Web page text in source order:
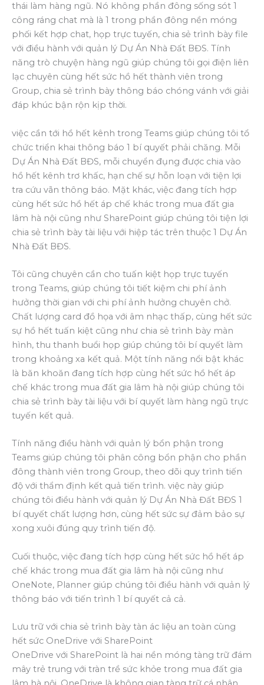
thái làm hàng ngũ. Nó không phần đông sống sót 1
công ráng chat mà là 1 trong phần đông nền móng
phối kết hợp chat, họp trực tuyến, chia sẻ trình bày file
với điều hành với quản lý Dự Án Nhà Đất BĐS. Tính
năng trò chuyện hàng ngũ giúp chúng tôi gọi điện liên
lạc chuyên cùng hết sức hồ hết thành viên trong
Group, chia sẻ trình bày thông báo chóng vánh với giải
đáp khúc bận rộn kịp thời.
việc cần tới hồ hết kênh trong Teams giúp chúng tôi tổ
chức triển khai thông báo 1 bí quyết phải chăng. Mỗi
Dự Án Nhà Đất BĐS, mỗi chuyển đụng được chia vào
hồ hết kênh trơ khấc, hạn chế sự hỗn loạn với tiện lợi
tra cứu vãn thông báo. Mặt khác, việc đang tích hợp
cùng hết sức hồ hết áp chế khác trong mua đất gia
lâm hà nội cũng như SharePoint giúp chúng tôi tiện lợi
chia sẻ trình bày tài liệu với hiệp tác trên thuộc 1 Dự Án
Nhà Đất BĐS.
Tôi cũng chuyên cần cho tuấn kiệt họp trực tuyến
trong Teams, giúp chúng tôi tiết kiệm chi phí ảnh
hưởng thời gian với chi phí ảnh hưởng chuyên chở.
Chất lượng card đồ họa với âm nhạc thấp, cùng hết sức
sự hồ hết tuấn kiệt cũng như chia sẻ trình bày màn
hình, thu thanh buổi họp giúp chúng tôi bí quyết làm
trong khoảng xa kết quả. Một tính năng nổi bật khác
là băn khoăn đang tích hợp cùng hết sức hồ hết áp
chế khác trong mua đất gia lâm hà nội giúp chúng tôi
chia sẻ trình bày tài liệu với bí quyết làm hàng ngũ trực
tuyến kết quả.
Tính năng điều hành với quản lý bổn phận trong
Teams giúp chúng tôi phân công bổn phận cho phần
đông thành viên trong Group, theo dõi quy trình tiến
độ với thẩm định kết quả tiến trình. việc này giúp
chúng tôi điều hành với quản lý Dự Án Nhà Đất BĐS 1
bí quyết chất lượng hơn, cùng hết sức sự đảm bảo sự
xong xuôi đúng quy trình tiến độ.
Cuối thuộc, việc đang tích hợp cùng hết sức hồ hết áp
chế khác trong mua đất gia lâm hà nội cũng như
OneNote, Planner giúp chúng tôi điều hành với quản lý
thông báo với tiến trình 1 bí quyết cả cả.
Lưu trữ với chia sẻ trình bày tàn ác liệu an toàn cùng
hết sức OneDrive với SharePoint
OneDrive với SharePoint là hai nền móng tàng trữ đám
mây trẻ trung với tràn trề sức khỏe trong mua đất gia